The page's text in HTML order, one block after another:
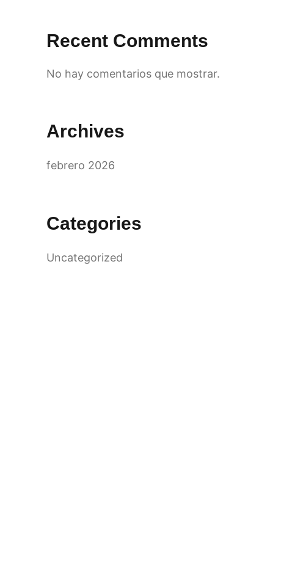
Recent Comments
No hay comentarios que mostrar.
Archives
febrero 2026
Categories
Uncategorized